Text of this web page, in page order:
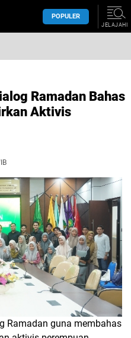
POPULER
JELAJAHI
Ramadan Bahas
Aktivis
Ramadan guna membahas